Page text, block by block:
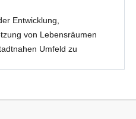
Entwicklung,
von Lebensräumen
Umfeld zu